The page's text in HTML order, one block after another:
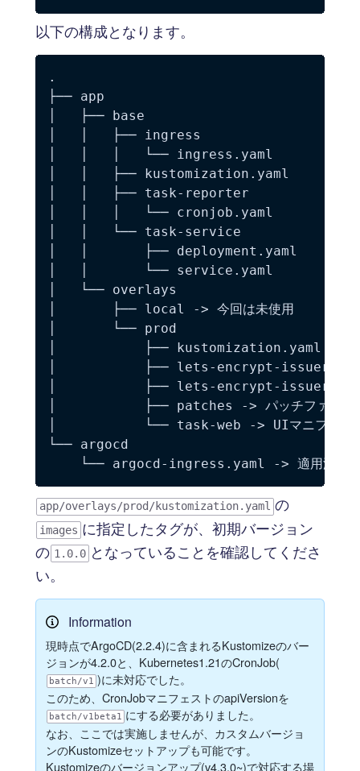
以下の構成となります。
.
├── app
│   ├── base
│   │   ├── ingress
│   │   │   └── ingress.yaml
│   │   ├── kustomization.yaml
│   │   ├── task-reporter
│   │   │   └── cronjob.yaml
│   │   └── task-service
│   │       ├── deployment.yaml
│   │       └── service.yaml
│   └── overlays
│       ├── local -> 今回は未使用
│       └── prod
│           ├── kustomization.yaml
│           ├── lets-encrypt-
│           ├── lets-encrypt-
│           ├── patches -> パッチファイル
│           └── task-web -> UIマニフェス
└── argocd
app/overlays/prod/kustomization.yaml の
images に指定したタグが、初期バージョン
の 1.0.0 となっていることを確認してくださ
い。
Information
現時点でArgoCD(2.2.4)に含まれるKustomizeのバー
ジョンが4.2.0と、Kubernetes1.21のCronJob(
batch/v1 )に未対応でした。
このため、CronJobマニフェストのapiVersionを
batch/v1beta1 にする必要がありました。
なお、ここでは実施しませんが、カスタムバージョ
ンのKustomizeセットアップも可能です。
Kustomizeのバージョンアップ(v4.3.0~)で対応する場